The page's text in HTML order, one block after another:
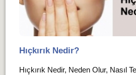
Hıçkırık Nedir?
Hıçkırık Nedir, Neden Olur, Nasıl